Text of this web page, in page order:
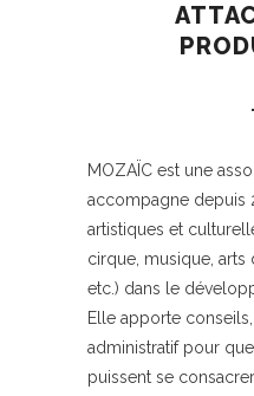
MOZAÏC est une
accompagne depuis
artistiques et
cirque, musique, arts
etc.) dans le
Elle apporte
administratif pour
puissent se